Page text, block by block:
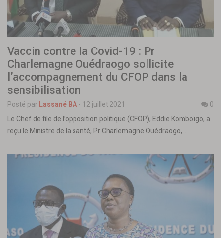
Vaccin contre la Covid-19 : Pr
Charlemagne Ouédraogo sollicite
l’accompagnement du CFOP dans la
sensibilisation
Posté par Lassané BA - 12 juillet 2021
0
Le Chef de file de l’opposition politique (CFOP), Eddie Komboïgo, a
reçu le Ministre de la santé, Pr Charlemagne Ouédraogo,…